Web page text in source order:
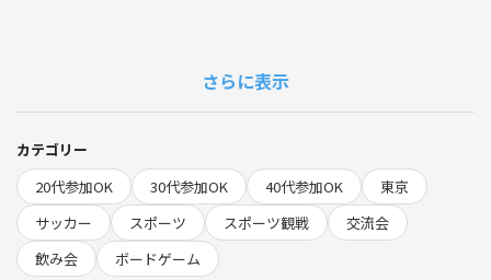
※匂いの強いものはご遠慮ください。
ス内にボードゲーム300個以上完備！！♟️🎲ご希望の方がいらっしゃい
ましたら、追加料金無しで遊び放題です！！
◆当日の流れ
・19:00 開場！！歓迎タイム・乾杯&簡単自己紹介タイム
・19:20 キックオフ観戦開始！（途中歓談、ゲームなど自由行動OK)
さらに表示
カテゴリー
20代参加OK
30代参加OK 40代参加OK
東京
サッカー
スポーツ スポーツ観戦
交流会
飲み会
ボードゲーム